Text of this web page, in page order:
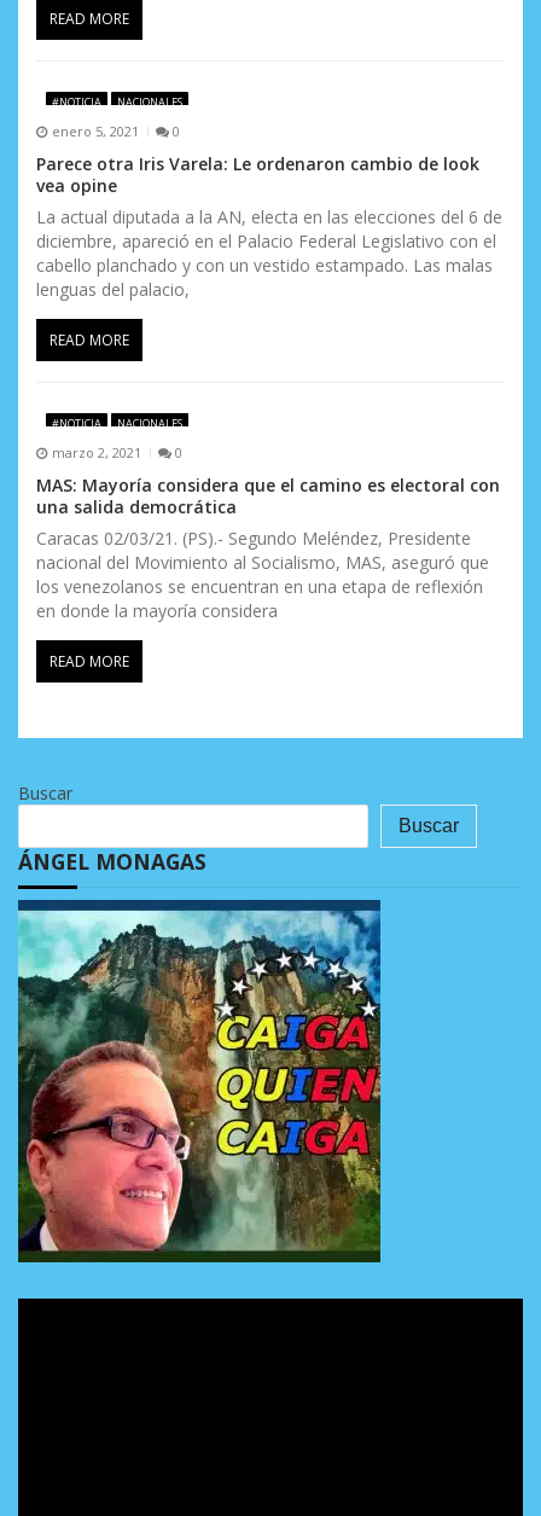
a
a
s
READ MORE
#NOTICIA NACIONALES
enero 5, 2021 0
Parece otra Iris Varela: Le ordenaron cambio de look
vea opine
La actual diputada a la AN, electa en las elecciones del 6 de
diciembre, apareció en el Palacio Federal Legislativo con el
cabello planchado y con un vestido estampado. Las malas
lenguas del palacio,
READ MORE
#NOTICIA NACIONALES
marzo 2, 2021 0
MAS: Mayoría considera que el camino es electoral con
una salida democrática
Caracas 02/03/21. (PS).- Segundo Meléndez, Presidente
nacional del Movimiento al Socialismo, MAS, aseguró que
los venezolanos se encuentran en una etapa de reflexión
en donde la mayoría considera
READ MORE
Buscar
Buscar
ÁNGEL MONAGAS